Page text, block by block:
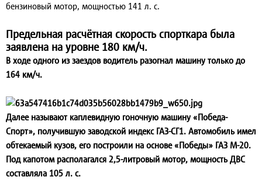
бензиновый мотор, мощностью 141 л. с.
Предельная расчётная скорость спорткара была
заявлена на уровне 180 км/ч.
В ходе одного из заездов водитель разогнал машину только до
164 км/ч.
Далее называют каплевидную гоночную машину «Победа-
Спорт», получившую заводской индекс ГАЗ-СГ1. Автомобиль имел
обтекаемый кузов, его построили на основе «Победы» ГАЗ М-20.
Под капотом располагался 2,5-литровый мотор, мощность ДВС
составляла 105 л. с.